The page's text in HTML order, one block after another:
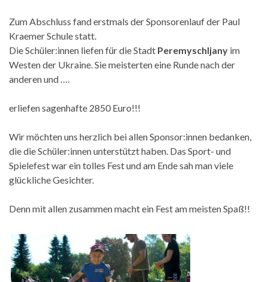
Zum Abschluss fand erstmals der Sponsorenlauf der Paul
Kraemer Schule statt.
Die Schüler:innen liefen für die Stadt Peremyschljany im
Westen der Ukraine. Sie meisterten eine Runde nach der
anderen und ….
erliefen sagenhafte 2850 Euro!!!
Wir möchten uns herzlich bei allen Sponsor:innen bedanken,
die die Schüler:innen unterstützt haben. Das Sport- und
Spielefest war ein tolles Fest und am Ende sah man viele
glückliche Gesichter.
Denn mit allen zusammen macht ein Fest am meisten Spaß!!